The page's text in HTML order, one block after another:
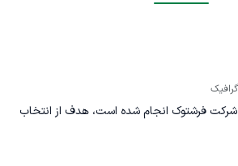
فرشتوک انجام شده است، هدف از انتخاب
به عنوان یاقوتی سیاه و ارزشمند است و